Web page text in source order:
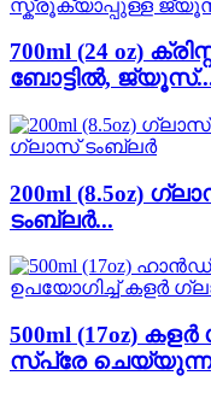
700ml (24 oz)
ബോട്ടിൽ,
200ml (8.5oz)
ടംബ്ലർ...
500ml (17oz)
സ്പ്രേ